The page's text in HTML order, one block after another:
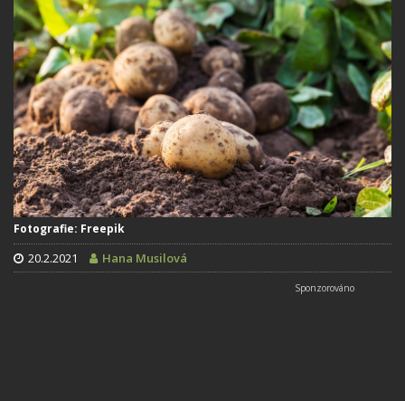
Fotografie: Freepik
20.2.2021 Hana Musilová